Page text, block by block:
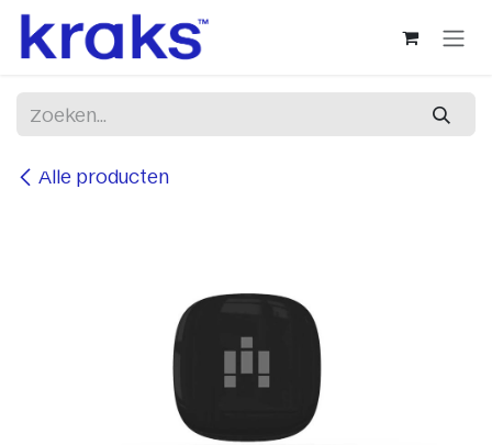
Overslaan naar inhoud
Alle producten